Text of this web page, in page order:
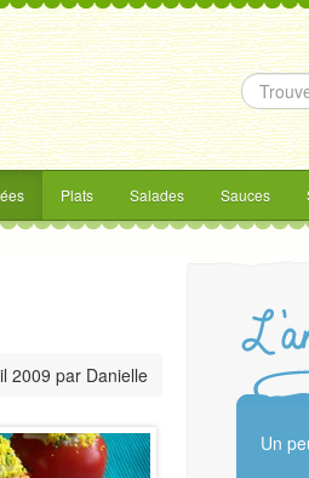
Plats Salades Sauces
2009 par Danielle
Un